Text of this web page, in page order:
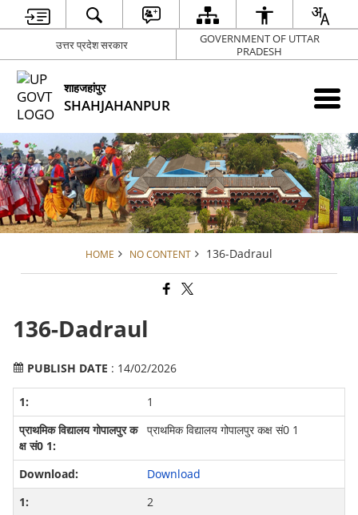
उत्तर प्रदेश सरकार
GOVERNMENT OF UTTAR
PRADESH
शाहजहांपुर
SHAHJAHANPUR
HOME NO CONTENT 136-Dadraul
136-Dadraul
PUBLISH DATE : 14/02/2026
1
प्राथमिक विद्यालय गोपालपुर कक्ष सं0 1
Download
2